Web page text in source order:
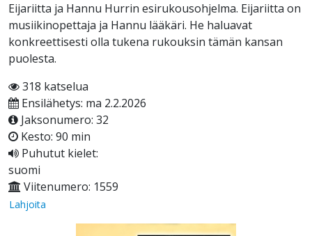
Eijariitta ja Hannu Hurrin esirukousohjelma. Eijariitta on
musiikinopettaja ja Hannu lääkäri. He haluavat
konkreettisesti olla tukena rukouksin tämän kansan
puolesta.
318 katselua
Ensilähetys: ma 2.2.2026
Jaksonumero: 32
Kesto: 90 min
Puhutut kielet:
suomi
Viitenumero: 1559
Lahjoita